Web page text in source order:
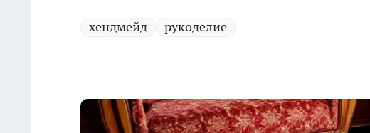
хендмейд рукоделие